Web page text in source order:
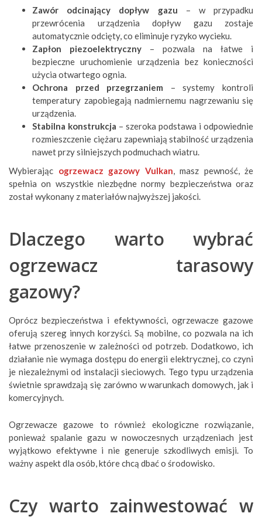
Zawór odcinający dopływ gazu – w przypadku
przewrócenia urządzenia dopływ gazu zostaje
automatycznie odcięty, co eliminuje ryzyko wycieku.
Zapłon piezoelektryczny – pozwala na łatwe i
bezpieczne uruchomienie urządzenia bez konieczności
użycia otwartego ognia.
Ochrona przed przegrzaniem – systemy kontroli
temperatury zapobiegają nadmiernemu nagrzewaniu się
urządzenia.
Stabilna konstrukcja – szeroka podstawa i odpowiednie
rozmieszczenie ciężaru zapewniają stabilność urządzenia
nawet przy silniejszych podmuchach wiatru.
Wybierając ogrzewacz gazowy Vulkan, masz pewność, że
spełnia on wszystkie niezbędne normy bezpieczeństwa oraz
został wykonany z materiałów najwyższej jakości.
Dlaczego warto wybrać
ogrzewacz tarasowy
gazowy?
Oprócz bezpieczeństwa i efektywności, ogrzewacze gazowe
oferują szereg innych korzyści. Są mobilne, co pozwala na ich
łatwe przenoszenie w zależności od potrzeb. Dodatkowo, ich
działanie nie wymaga dostępu do energii elektrycznej, co czyni
je niezależnymi od instalacji sieciowych. Tego typu urządzenia
świetnie sprawdzają się zarówno w warunkach domowych, jak i
komercyjnych.
Ogrzewacze gazowe to również ekologiczne rozwiązanie,
ponieważ spalanie gazu w nowoczesnych urządzeniach jest
wyjątkowo efektywne i nie generuje szkodliwych emisji. To
ważny aspekt dla osób, które chcą dbać o środowisko.
Czy warto zainwestować w